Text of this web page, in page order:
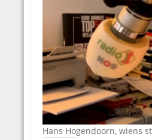
Hans Hogendoorn, wiens